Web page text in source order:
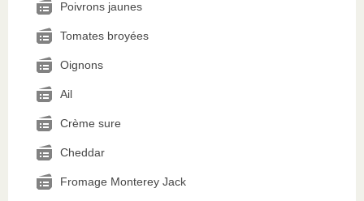
Poivrons jaunes
Tomates broyées
Oignons
Ail
Crème sure
Cheddar
Fromage Monterey Jack